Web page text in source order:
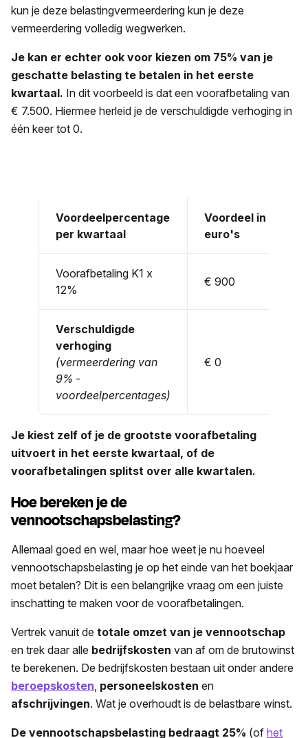
kun je deze belastingvermeerdering kun je deze
vermeerdering volledig wegwerken.
Je kan er echter ook voor kiezen om 75% van je
geschatte belasting te betalen in het eerste
kwartaal. In dit voorbeeld is dat een voorafbetaling van
€ 7.500. Hiermee herleid je de verschuldigde verhoging in
één keer tot 0.
Voordeelpercentage
per kwartaal
Voordeel in
euro's
Voorafbetaling K1 x
12%
€ 900
Verschuldigde
verhoging
(vermeerdering van
9% -
voordeelpercentages)
€ 0
Je kiest zelf of je de grootste voorafbetaling
uitvoert in het eerste kwartaal, of de
voorafbetalingen splitst over alle kwartalen.
Hoe bereken je de
vennootschapsbelasting?
Allemaal goed en wel, maar hoe weet je nu hoeveel
vennootschapsbelasting je op het einde van het boekjaar
moet betalen? Dit is een belangrijke vraag om een juiste
inschatting te maken voor de voorafbetalingen.
Vertrek vanuit de totale omzet van je vennootschap
en trek daar alle bedrijfskosten van af om de brutowinst
te berekenen. De bedrijfskosten bestaan uit onder andere
beroepskosten personeelskosten en
afschrijvingen. Wat je overhoudt is de belastbare winst.
De vennootschapsbelasting bedraagt 25% (of het